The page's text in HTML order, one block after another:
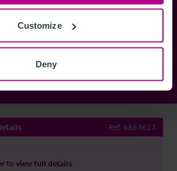
Customize
Deny
un compte?
maintenant
Ref: 6863623
to view full details